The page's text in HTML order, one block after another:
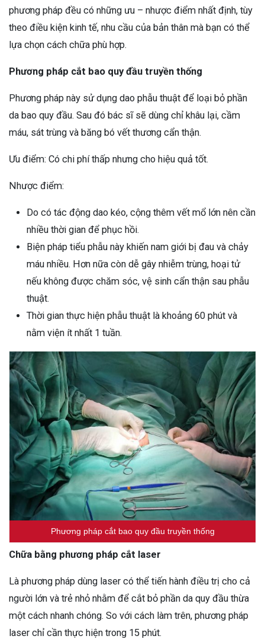
phương pháp đều có những ưu – nhược điểm nhất định, tùy
theo điều kiện kinh tế, nhu cầu của bản thân mà bạn có thể
lựa chọn cách chữa phù hợp.
Phương pháp cắt bao quy đầu truyền thống
Phương pháp này sử dụng dao phẫu thuật để loại bỏ phần
da bao quy đầu. Sau đó bác sĩ sẽ dùng chỉ khâu lại, cầm
máu, sát trùng và băng bó vết thương cẩn thận.
Ưu điểm: Có chi phí thấp nhưng cho hiệu quả tốt.
Nhược điểm:
Do có tác động dao kéo, cộng thêm vết mổ lớn nên cần
nhiều thời gian để phục hồi.
Biện pháp tiểu phẫu này khiến nam giới bị đau và chảy
máu nhiều. Hơn nữa còn dễ gây nhiễm trùng, hoại tử
nếu không được chăm sóc, vệ sinh cẩn thận sau phẫu
thuật.
Thời gian thực hiện phẫu thuật là khoảng 60 phút và
nằm viện ít nhất 1 tuần.
Phương pháp cắt bao quy đầu truyền thống
Chữa bằng phương pháp cắt laser
Là phương pháp dùng laser có thể tiến hành điều trị cho cả
người lớn và trẻ nhỏ nhằm để cắt bỏ phần da quy đầu thừa
một cách nhanh chóng. So với cách làm trên, phương pháp
laser chỉ cần thực hiện trong 15 phút.